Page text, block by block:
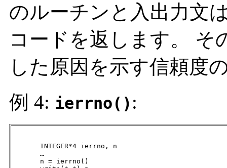
のルーチンと入出力文
コードを返します。 そ
した原因を示す信頼度
例 4: ierrno() :
       INTEGER*4 ierrno, n
       …
       n = ierrno()